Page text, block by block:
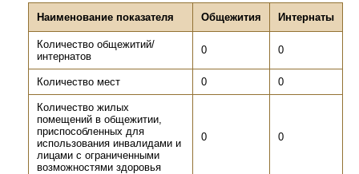
Наименование показателя Общежития Интернаты
Количество общежитий/
интернатов
0 0
Количество мест 0 0
Количество жилых
помещений в общежитии,
приспособленных для
использования инвалидами и
лицами с ограниченными
возможностями здоровья
0 0